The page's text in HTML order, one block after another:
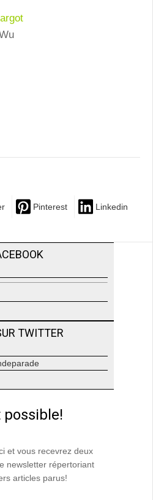
Pinterest Linkedin
TWITTER
possible!
et vous recevrez deux
newsletter répertoriant
articles parus!